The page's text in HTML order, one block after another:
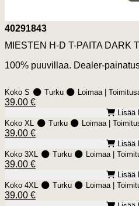
40291843
MIESTEN H-D T-PAITA DARK
100% puuvillaa. Dealer-
Koko S Turku Loimaa |
39.00 €
Koko XL
Turku Loimaa |
39.00 €
Koko 3XL
Turku Loimaa |
39.00 €
Koko 4XL
Turku Loimaa |
39.00 €